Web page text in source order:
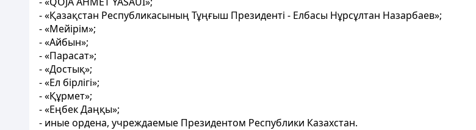
- «Қазақстан Республикасының Тұңғыш Президенті - Елбасы Нұрсұлтан Назарбаев»;
- «Мейірім»;
- «Айбын»;
- «Парасат»;
- «Достық»;
- «Ел бірлігі»;
- «Құрмет»;
- «Еңбек Даңқы»;
- иные ордена, учреждаемые Президентом Республики Казахстан.